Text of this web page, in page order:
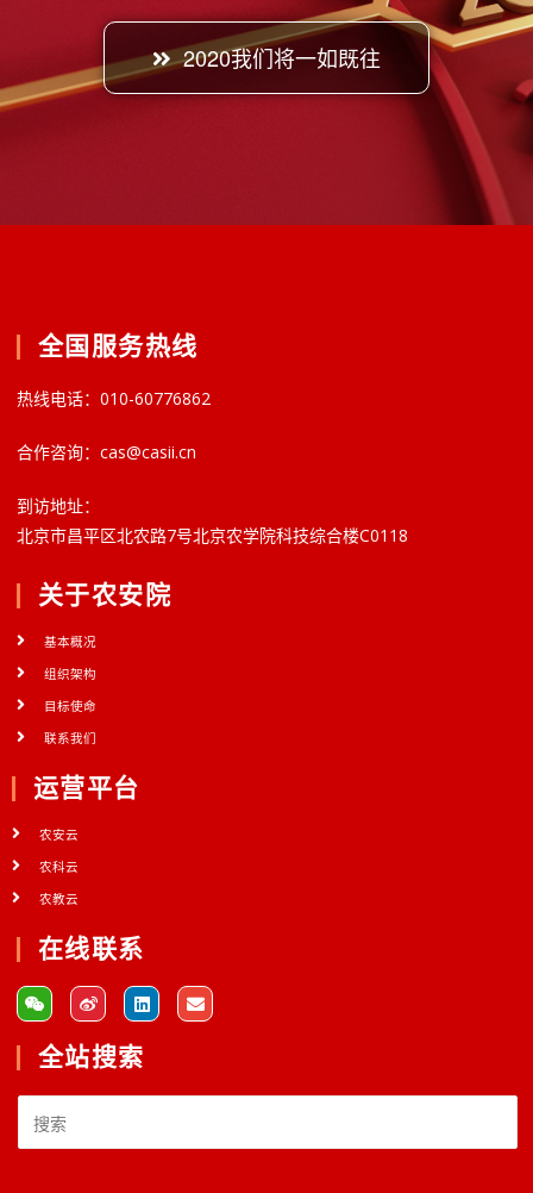
2020我们将一如既往
全国服务热线
热线电话：010-60776862
合作咨询：cas@casii.cn
到访地址：
北京市昌平区北农路7号北京农学院科技综合楼C0118
关于农安院
基本概况
组织架构
目标使命
联系我们
运营平台
农安云
农科云
农教云
在线联系
全站搜索